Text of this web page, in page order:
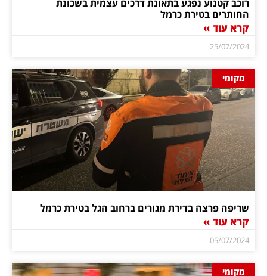
רוכב קטנוע נפגע בתאונת דרכים עצמית בשכונת
החותרים בטירת כרמל
קרא עוד »
25/07/2024
מקומי
שריפה פרצה בדירת מגורים ברחוב הגל בטירת כרמל
קרא עוד »
05/07/2024
מקומי